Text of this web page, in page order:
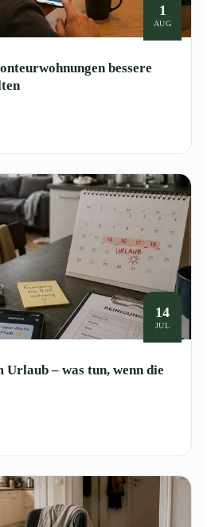
1
AUG
bessere
14
JUL
– was tun, wenn die